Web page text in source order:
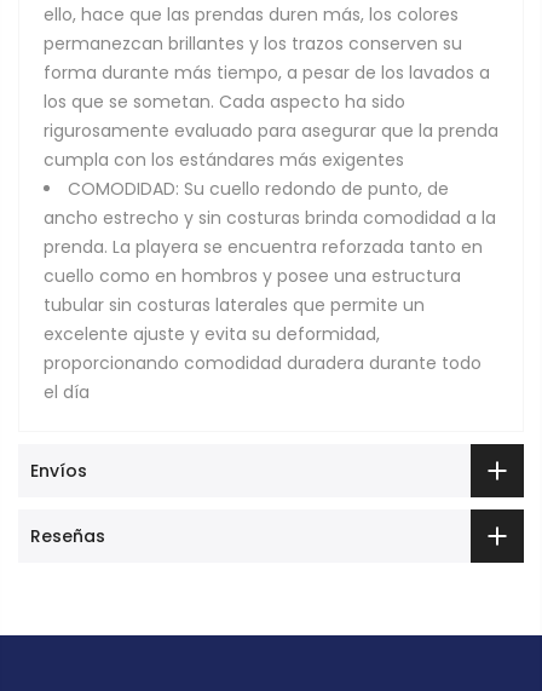
ello, hace que las prendas duren más, los colores
permanezcan brillantes y los trazos conserven su
forma durante más tiempo, a pesar de los lavados a
los que se sometan. Cada aspecto ha sido
rigurosamente evaluado para asegurar que la prenda
cumpla con los estándares más exigentes
COMODIDAD: Su cuello redondo de punto, de
ancho estrecho y sin costuras brinda comodidad a la
prenda. La playera se encuentra reforzada tanto en
cuello como en hombros y posee una estructura
tubular sin costuras laterales que permite un
excelente ajuste y evita su deformidad,
proporcionando comodidad duradera durante todo
el día
Envíos
Reseñas